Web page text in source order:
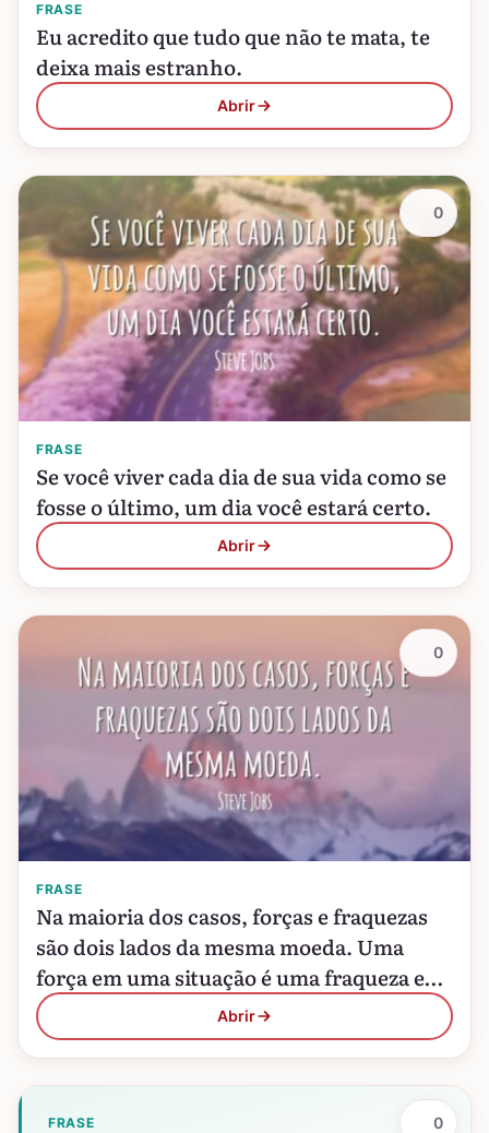
FRASE
Eu acredito que tudo que não te mata, te
deixa mais estranho.
Abrir
FRASE
Se você viver cada dia de sua vida como se
fosse o último, um dia você estará certo.
Abrir
0
FRASE
Na maioria dos casos, forças e fraquezas
são dois lados da mesma moeda. Uma
força em uma situação é uma fraqueza em
outra, mas frequentemente as pessoas
não…
Abrir
0
FRASE 0